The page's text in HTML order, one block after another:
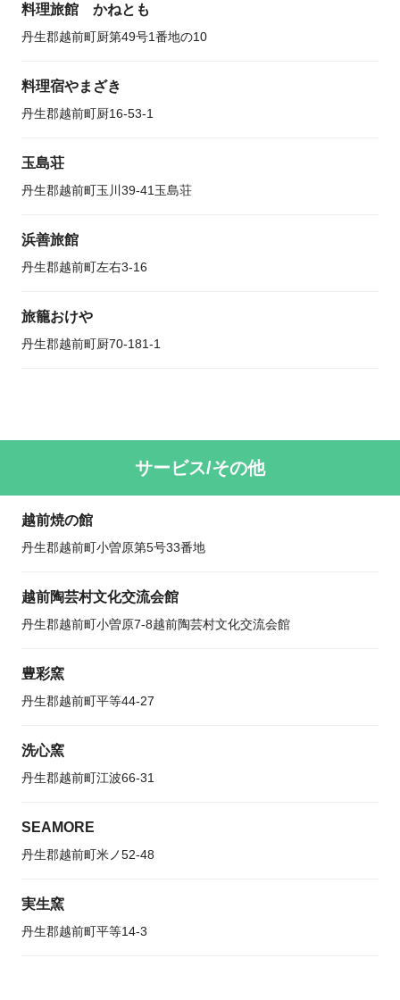
料理旅館 かねとも
丹生郡越前町厨第49号1番地の10
料理宿やまざき
丹生郡越前町厨16-53-1
玉島荘
丹生郡越前町玉川39-41玉島荘
浜善旅館
丹生郡越前町左右3-16
旅籠おけや
丹生郡越前町厨70-181-1
サービス/その他
越前焼の館
丹生郡越前町小曽原第5号33番地
越前陶芸村文化交流会館
丹生郡越前町小曽原7-8越前陶芸村文化交流会館
豊彩窯
丹生郡越前町平等44-27
洗心窯
丹生郡越前町江波66-31
SEAMORE
丹生郡越前町米ノ52-48
実生窯
丹生郡越前町平等14-3